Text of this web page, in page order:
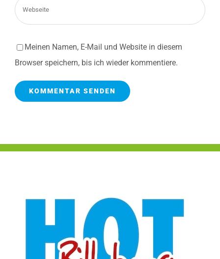
Meinen Namen, E-Mail und Website in diesem
Browser speichern, bis ich wieder kommentiere.